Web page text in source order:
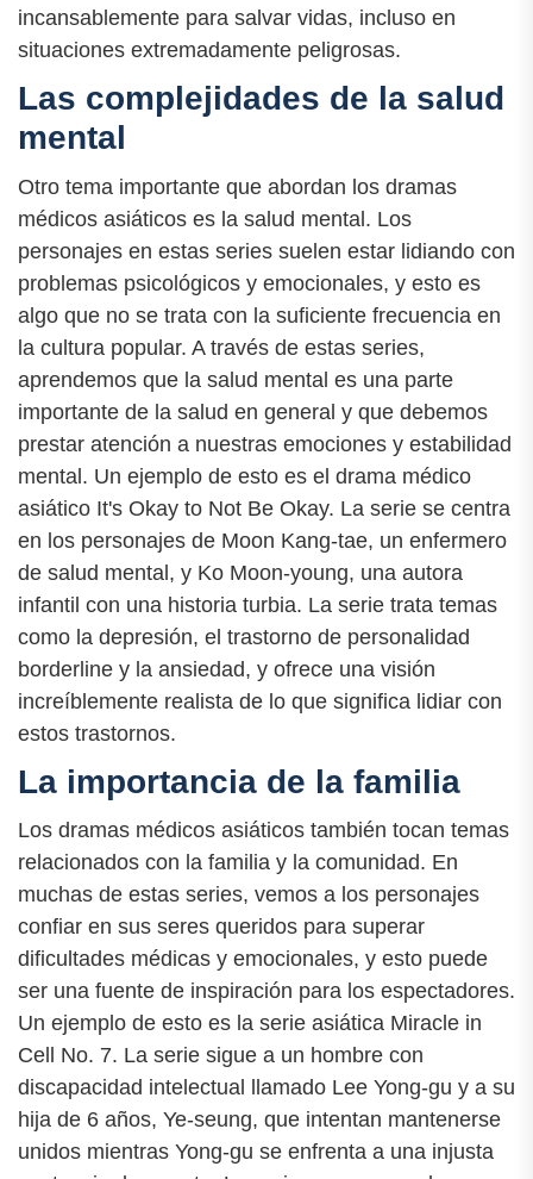
incansablemente para salvar vidas, incluso en
situaciones extremadamente peligrosas.
Las complejidades de la salud
mental
Otro tema importante que abordan los dramas
médicos asiáticos es la salud mental. Los
personajes en estas series suelen estar lidiando con
problemas psicológicos y emocionales, y esto es
algo que no se trata con la suficiente frecuencia en
la cultura popular. A través de estas series,
aprendemos que la salud mental es una parte
importante de la salud en general y que debemos
prestar atención a nuestras emociones y estabilidad
mental. Un ejemplo de esto es el drama médico
asiático It's Okay to Not Be Okay. La serie se centra
en los personajes de Moon Kang-tae, un enfermero
de salud mental, y Ko Moon-young, una autora
infantil con una historia turbia. La serie trata temas
como la depresión, el trastorno de personalidad
borderline y la ansiedad, y ofrece una visión
increíblemente realista de lo que significa lidiar con
estos trastornos.
La importancia de la familia
Los dramas médicos asiáticos también tocan temas
relacionados con la familia y la comunidad. En
muchas de estas series, vemos a los personajes
confiar en sus seres queridos para superar
dificultades médicas y emocionales, y esto puede
ser una fuente de inspiración para los espectadores.
Un ejemplo de esto es la serie asiática Miracle in
Cell No. 7. La serie sigue a un hombre con
discapacidad intelectual llamado Lee Yong-gu y a su
hija de 6 años, Ye-seung, que intentan mantenerse
unidos mientras Yong-gu se enfrenta a una injusta